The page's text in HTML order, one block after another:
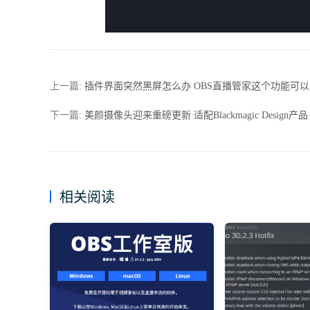
上一篇: 插件界面突然黑屏怎么办 OBS直播管家这个功能可
下一篇: 美颜摄像头迎来重磅更新 适配Blackmagic Design产品
相关阅读